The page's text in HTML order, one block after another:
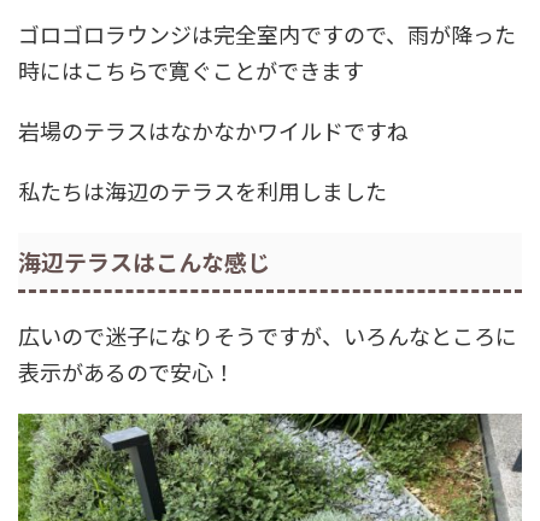
ゴロゴロラウンジは完全室内ですので、雨が降った
時にはこちらで寛ぐことができます
岩場のテラスはなかなかワイルドですね
私たちは海辺のテラスを利用しました
海辺テラスはこんな感じ
広いので迷子になりそうですが、いろんなところに
表示があるので安心！